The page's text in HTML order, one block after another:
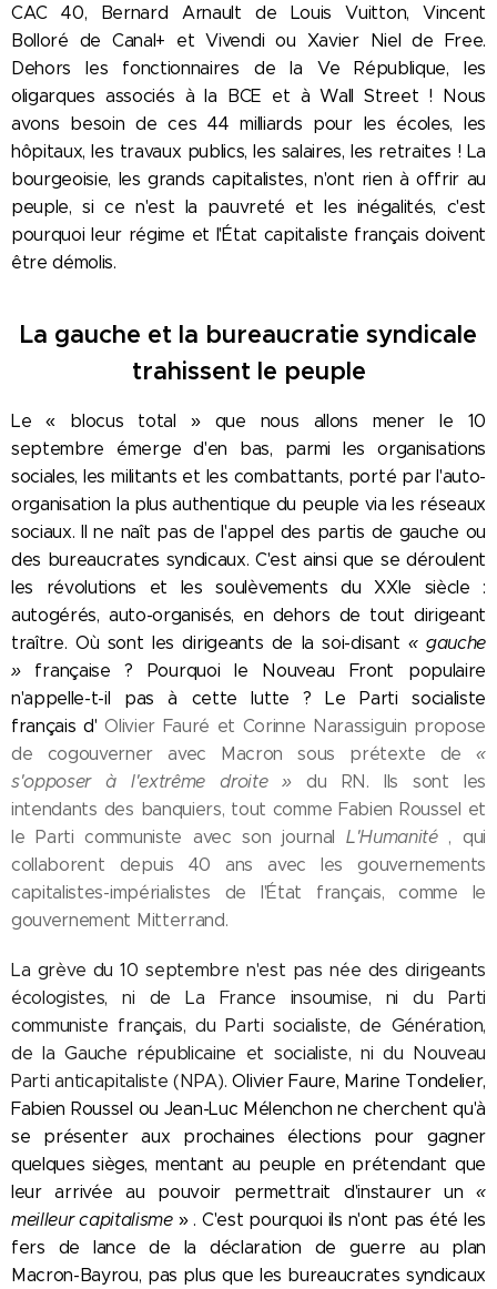
CAC 40, Bernard Arnault de Louis Vuitton, Vincent
Bolloré de Canal+ et Vivendi ou Xavier Niel de Free.
Dehors les fonctionnaires de la Ve République, les
oligarques associés à la BCE et à Wall Street ! Nous
avons besoin de ces 44 milliards pour les écoles, les
hôpitaux, les travaux publics, les salaires, les retraites ! La
bourgeoisie, les grands capitalistes, n'ont rien à offrir au
peuple, si ce n'est la pauvreté et les inégalités, c'est
pourquoi leur régime et l'État capitaliste français doivent
être démolis.
La gauche et la bureaucratie syndicale
trahissent le peuple
Le « blocus total » que nous allons mener le 10
septembre émerge d'en bas, parmi les organisations
sociales, les militants et les combattants, porté par l'auto-
organisation la plus authentique du peuple via les réseaux
sociaux. Il ne naît pas de l'appel des partis de gauche ou
des bureaucrates syndicaux. C'est ainsi que se déroulent
les révolutions et les soulèvements du XXIe siècle :
autogérés, auto-organisés, en dehors de tout dirigeant
traître. Où sont les dirigeants de la soi-disant « gauche
»française ? Pourquoi le Nouveau Front populaire
n'appelle-t-il pas à cette lutte ? Le Parti socialiste
français d'Olivier Fauré et Corinne Narassiguin propose
de cogouverner avec Macron sous prétexte de «
s'opposer à l'extrême droite » du RN. Ils sont les
intendants des banquiers, tout comme Fabien Roussel et
le Parti communiste avec son journal L'Humanité, qui
collaborent depuis 40 ans avec les gouvernements
capitalistes-impérialistes de l'État français, comme le
gouvernement Mitterrand.
La grève du 10 septembre n'est pas née des dirigeants
écologistes, ni de La France insoumise, ni du Parti
communiste français, du Parti socialiste, de Génération,
de la Gauche républicaine et socialiste, ni du Nouveau
Parti anticapitaliste (NPA).Olivier Faure, Marine Tondelier,
Fabien Roussel ou Jean-Luc Mélenchon ne cherchent qu'à
se présenter aux prochaines élections pour gagner
quelques sièges, mentant au peuple en prétendant que
leur arrivée au pouvoir permettrait d'instaurer un«
meilleur capitalisme» .C'est pourquoi ils n'ont pas été les
fers de lance de la déclaration de guerre au plan
Macron-Bayrou, pas plus que les bureaucrates syndicaux